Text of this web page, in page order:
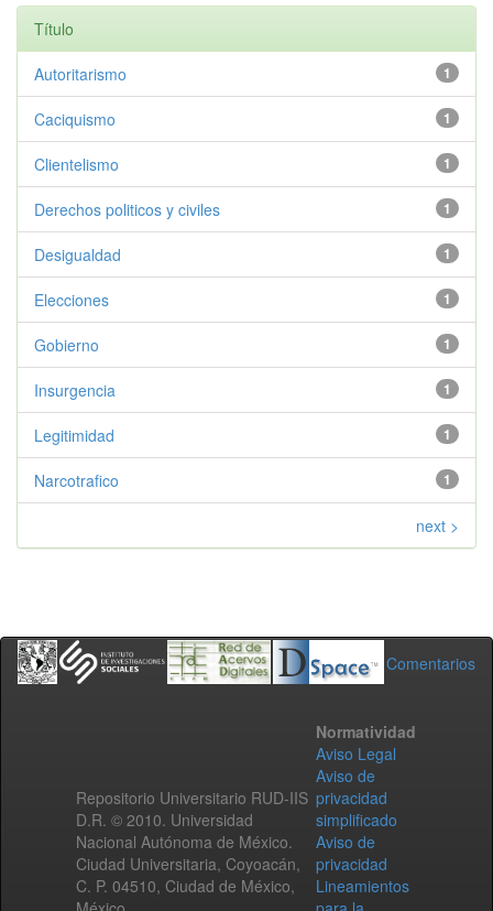
Título
1
Autoritarismo
1
Caciquismo
1
Clientelismo
1
Derechos politicos y civiles
1
Desigualdad
1
Elecciones
1
Gobierno
1
Insurgencia
1
Legitimidad
1
Narcotrafico
next >
Comentarios
Repositorio Universitario RUD-IIS
D.R. © 2010. Universidad
Nacional Autónoma de México.
Ciudad Universitaria, Coyoacán,
C. P. 04510, Ciudad de México,
Normatividad
Aviso Legal
Aviso de
privacidad
simplificado
Aviso de
privacidad
Lineamientos